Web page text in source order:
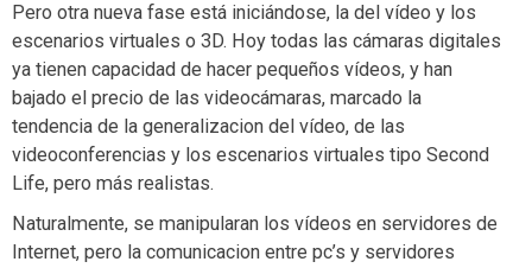
Pero otra nueva fase está iniciándose, la del vídeo y los
escenarios virtuales o 3D. Hoy todas las cámaras digitales
ya tienen capacidad de hacer pequeños vídeos, y han
bajado el precio de las videocámaras, marcado la
tendencia de la generalizacion del vídeo, de las
videoconferencias y los escenarios virtuales tipo Second
Life, pero más realistas.
Naturalmente, se manipularan los vídeos en servidores de
Internet, pero la comunicacion entre pc’s y servidores